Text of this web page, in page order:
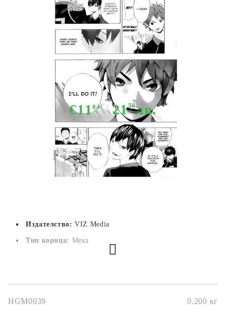
Share Tweet
Манга: Haikyu Vol. 1
€1104 2159лв.
Няма в наличност - Не важи за "Pre-Order" обяви
Издателство: VIZ Media
Тип корица: Мека
Дата на издаване:
HGM0039 0.200 кг